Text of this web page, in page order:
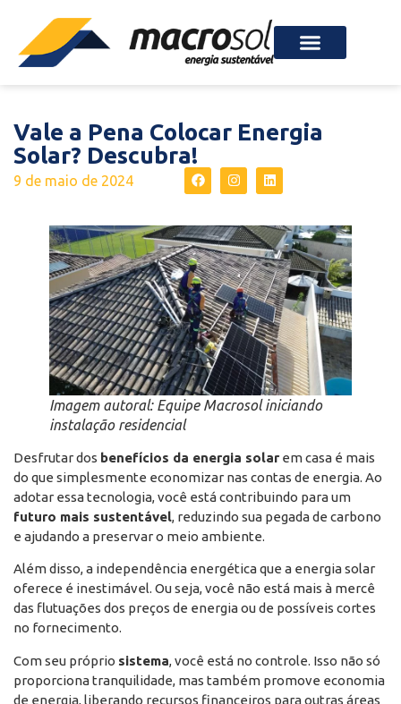
Vale a Pena Colocar Energia
Solar? Descubra!
9 de maio de 2024
Imagem autoral: Equipe Macrosol iniciando
instalação residencial
Desfrutar dos benefícios da energia solar em casa é mais
do que simplesmente economizar nas contas de energia. Ao
adotar essa tecnologia, você está contribuindo para um
futuro mais sustentável, reduzindo sua pegada de carbono
e ajudando a preservar o meio ambiente.
Além disso, a independência energética que a energia solar
oferece é inestimável. Ou seja, você não está mais à mercê
das flutuações dos preços de energia ou de possíveis cortes
no fornecimento.
Com seu próprio sistema, você está no controle. Isso não só
proporciona tranquilidade, mas também promove economia
de energia, liberando recursos financeiros para outras áreas